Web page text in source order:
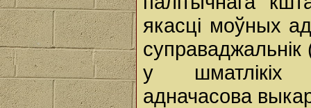
якасці моўных
у шматлікіх
адначасова